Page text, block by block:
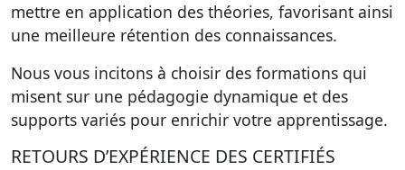
mettre en application des théories, favorisant ainsi
une meilleure rétention des connaissances.
Nous vous incitons à choisir des formations qui
misent sur une pédagogie dynamique et des
supports variés pour enrichir votre apprentissage.
RETOURS D’EXPÉRIENCE DES CERTIFIÉS